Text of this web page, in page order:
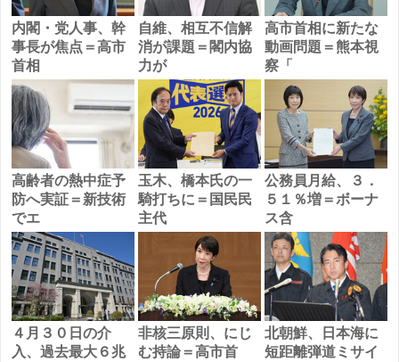
内閣・党人事、幹
事長が焦点＝高市
首相
自維、相互不信解
消が課題＝閣内協
力が
高市首相に新たな
動画問題＝熊本視
察「
高齢者の熱中症予
防へ実証＝新技術
でエ
玉木、橋本氏の一
騎打ちに＝国民民
主代
公務員月給、３．
５１％増＝ボーナ
ス含
４月３０日の介
入、過去最大６兆
非核三原則、にじ
む持論＝高市首
北朝鮮、日本海に
短距離弾道ミサイ